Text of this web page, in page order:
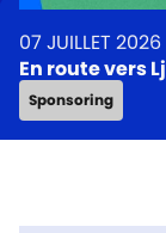
07 JUILLET 2026
En route vers
Sponsoring